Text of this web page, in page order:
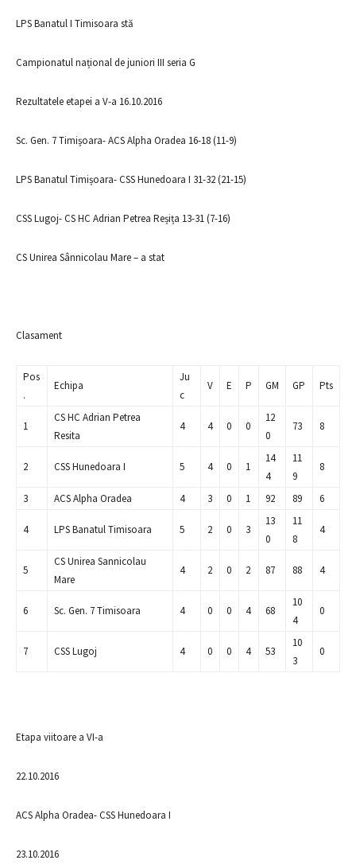
LPS Banatul I Timisoara stă
Campionatul național de juniori III seria G
Rezultatele etapei a V-a 16.10.2016
Sc. Gen. 7 Timișoara- ACS Alpha Oradea 16-18 (11-9)
LPS Banatul Timișoara- CSS Hunedoara I 31-32 (21-15)
CSS Lugoj- CS HC Adrian Petrea Reșița 13-31 (7-16)
CS Unirea Sânnicolau Mare – a stat
Clasament
Pos
.
Echipa
Ju
c
V E P GM GP Pts
1
CS HC Adrian Petrea
Resita
4 4 0 0
12
0
73 8
2 CSS Hunedoara I 5 4 0 1
14
4
11
9
8
3 ACS Alpha Oradea 4 3 0 1 92 89 6
4 LPS Banatul Timisoara 5 2 0 3
13
0
11
8
4
5
CS Unirea Sannicolau
Mare
4 2 0 2 87 88 4
6 Sc. Gen. 7 Timisoara 4 0 0 4 68
10
4
0
7 CSS Lugoj 4 0 0 4 53
10
3
0
Etapa viitoare a VI-a
22.10.2016
ACS Alpha Oradea- CSS Hunedoara I
23.10.2016